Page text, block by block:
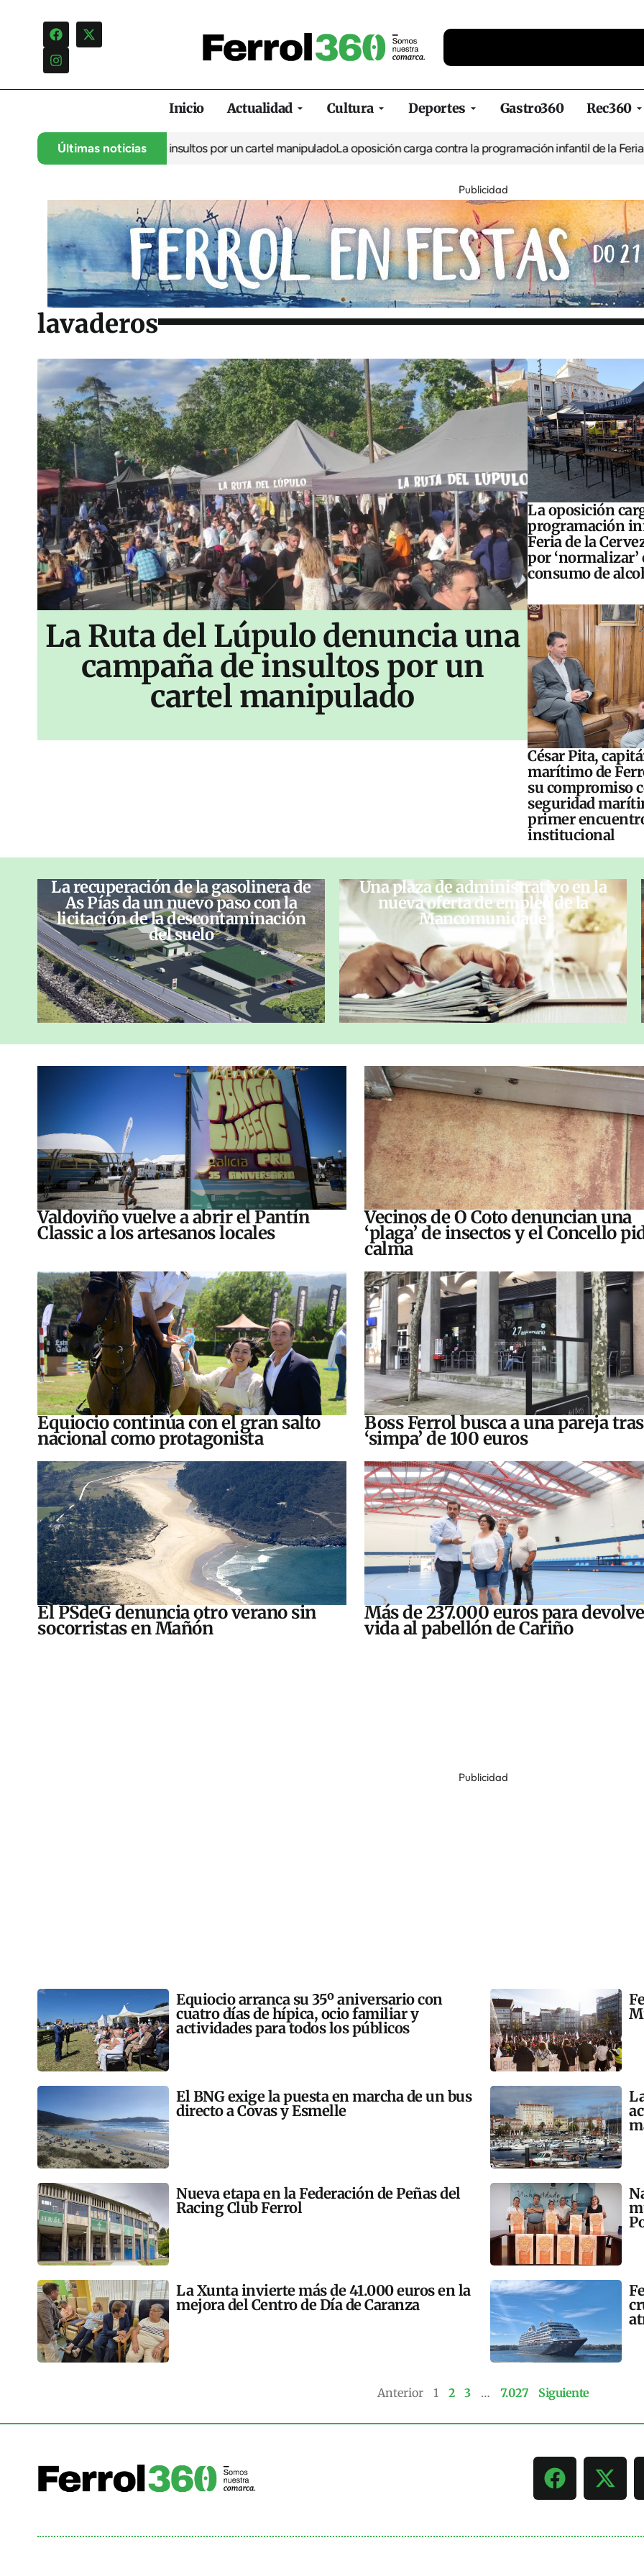
Inicio Actualidad Cultura Deportes Gastro360 Rec360
Últimas noticias
una campaña de insultos por un cartel manipulado La oposición carga contra la programación infantil de la Feria de la
Publicidad
lavaderos
La Ruta del Lúpulo denuncia una
campaña de insultos por un
cartel manipulado
La oposición
programación
Feria de la
por ‘normalizar’
consumo de
César Pita,
marítimo de
su compromiso
seguridad
primer
institucional
La recuperación de la gasolinera de
As Pías da un nuevo paso con la
licitación de la descontaminación
del suelo
Una plaza de administrativo en la
nueva oferta de empleo de la
Mancomunidade
Valdoviño vuelve a abrir el Pantín
Classic a los artesanos locales
Vecinos de O Coto denuncian una
‘plaga’ de insectos y el Concello
calma
Equiocio continúa con el gran salto
nacional como protagonista
Boss Ferrol busca a una pareja
‘simpa’ de 100 euros
El PSdeG denuncia otro verano sin
socorristas en Mañón
Más de 237.000 euros para
vida al pabellón de Cariño
Publicidad
Equiocio arranca su 35º aniversario con
cuatro días de hípica, ocio familiar y
actividades para todos los públicos
El BNG exige la puesta en marcha de un bus
directo a Covas y Esmelle
Nueva etapa en la Federación de Peñas del
Racing Club Ferrol
La Xunta invierte más de 41.000 euros en la
mejora del Centro de Día de Caranza
Anterior 1 2 3 … 7.027 Siguiente